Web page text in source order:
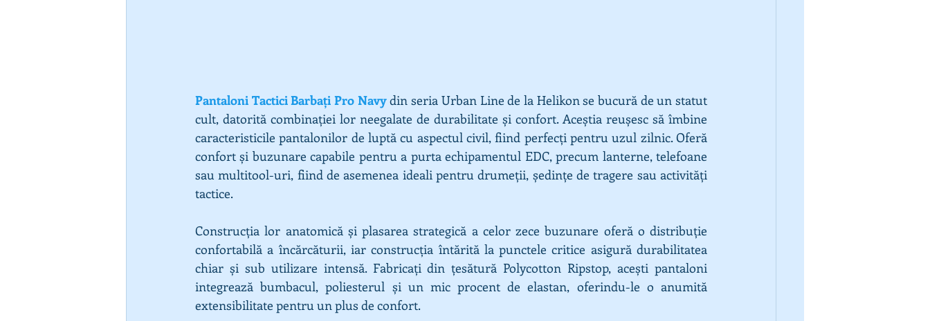
Pantaloni Tactici Barbați Pro Navy din seria Urban Line de la Helikon se bucură de un statut
cult, datorită combinației lor neegalate de durabilitate și confort. Aceștia reușesc să îmbine
caracteristicile pantalonilor de luptă cu aspectul civil, fiind perfecți pentru uzul zilnic. Oferă
confort și buzunare capabile pentru a purta echipamentul EDC, precum lanterne, telefoane
sau multitool-uri, fiind de asemenea ideali pentru drumeții, ședințe de tragere sau activități
tactice.
Construcția lor anatomică și plasarea strategică a celor zece buzunare oferă o distribuție
confortabilă a încărcăturii, iar construcția întărită la punctele critice asigură durabilitatea
chiar și sub utilizare intensă. Fabricați din țesătură Polycotton Ripstop, acești pantaloni
integrează bumbacul, poliesterul și un mic procent de elastan, oferindu-le o anumită
extensibilitate pentru un plus de confort.